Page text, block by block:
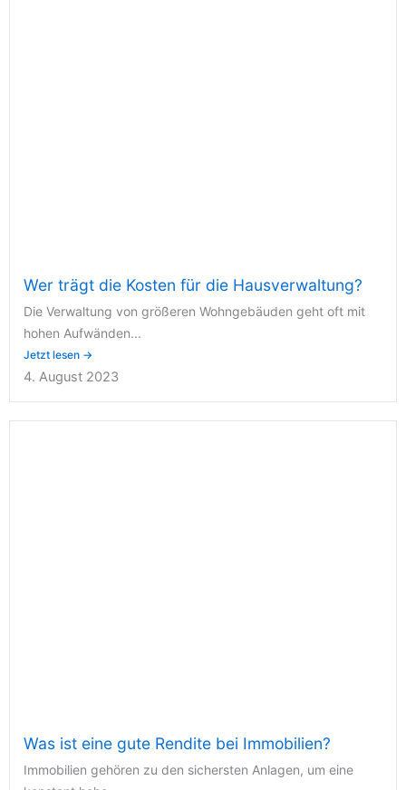
Wer trägt die Kosten für die Hausverwaltung?
Die Verwaltung von größeren Wohngebäuden geht oft mit
hohen Aufwänden...
Jetzt lesen →
4. August 2023
Was ist eine gute Rendite bei Immobilien?
Immobilien gehören zu den sichersten Anlagen, um eine